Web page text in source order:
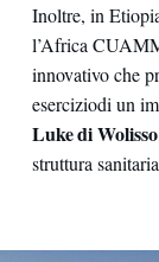
Inoltre, in
l’Africa
innovativo che
eserciziodi un
Luke di Wolisso
struttura